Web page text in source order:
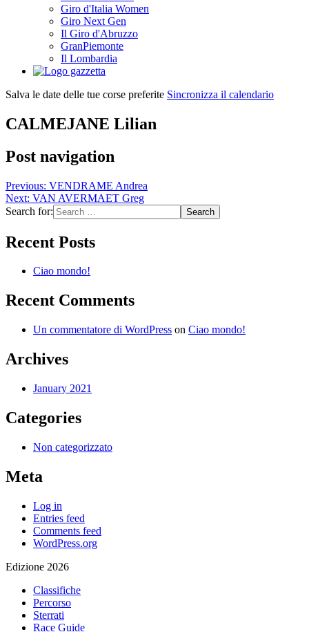
Giro d'Italia Women
Giro Next Gen
Il Giro d'Abruzzo
GranPiemonte
Il Lombardia
Salva le date delle tue corse preferite Sincronizza il calendario
CALMEJANE Lilian
Post navigation
Previous: VENDRAME Andrea
Next: VAN AVERMAET Greg
Search for:
Recent Posts
Ciao mondo!
Recent Comments
Un commentatore di WordPress on Ciao mondo!
Archives
January 2021
Categories
Non categorizzato
Meta
Log in
Entries feed
Comments feed
WordPress.org
Edizione 2026
Classifiche
Percorso
Sterrati
Race Guide